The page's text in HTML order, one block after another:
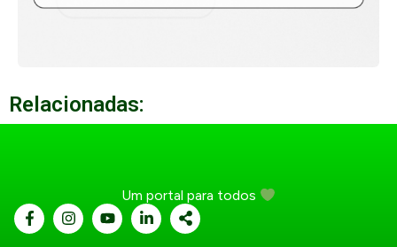
Relacionadas:
Um portal para todos